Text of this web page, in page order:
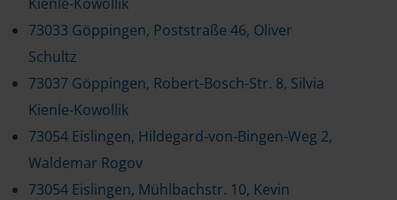
73033 Göppingen, Poststraße 46, Oliver
Schultz
73037 Göppingen, Robert-Bosch-Str. 8, Silvia
Kienle-Kowollik
73054 Eislingen, Hildegard-von-Bingen-Weg 2,
Waldemar Rogov
73054 Eislingen, Mühlbachstr. 10, Kevin